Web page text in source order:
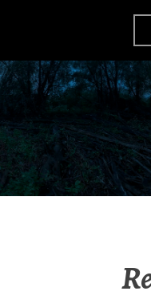
contenu
principal